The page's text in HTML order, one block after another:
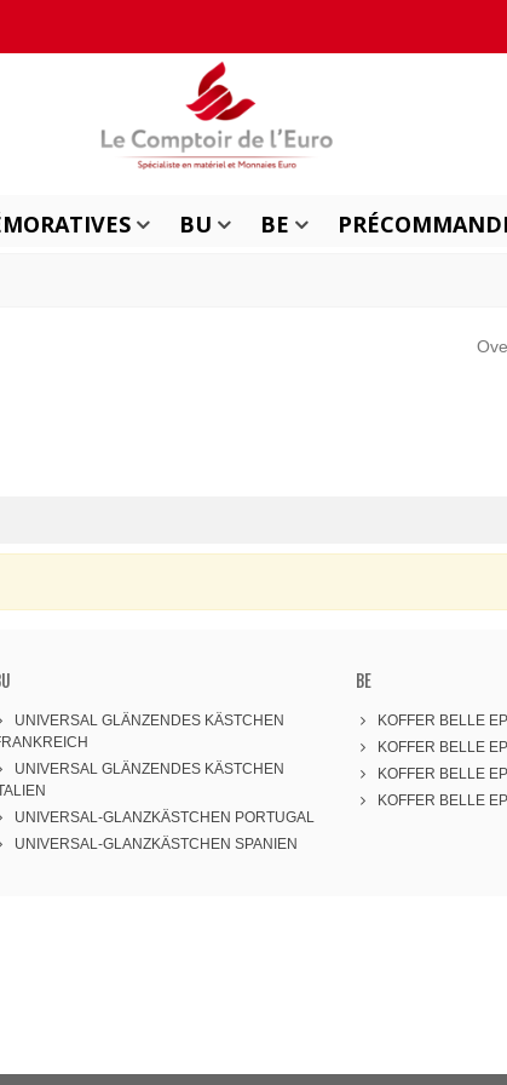
BU BE
UNIVERSAL GLÄNZENDES KÄSTCHEN
UNIVERSAL GLÄNZENDES KÄSTCHEN
UNIVERSAL-GLANZKÄSTCHEN PORTUGAL
UNIVERSAL-GLANZKÄSTCHEN SPANIEN
BE
KOFFER BELLE
KOFFER BELLE
KOFFER BELLE
KOFFER BELLE